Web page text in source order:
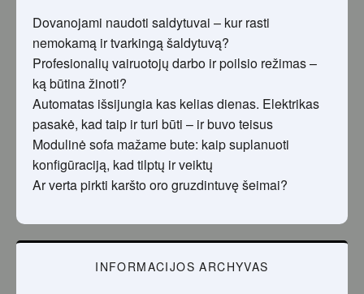
Dovanojami naudoti saldytuvai – kur rasti
nemokamą ir tvarkingą šaldytuvą?
Profesionalių vairuotojų darbo ir poilsio režimas –
ką būtina žinoti?
Automatas išsijungia kas kelias dienas. Elektrikas
pasakė, kad taip ir turi būti – ir buvo teisus
Modulinė sofa mažame bute: kaip suplanuoti
konfigūraciją, kad tilptų ir veiktų
Ar verta pirkti karšto oro gruzdintuvę šeimai?
INFORMACIJOS ARCHYVAS